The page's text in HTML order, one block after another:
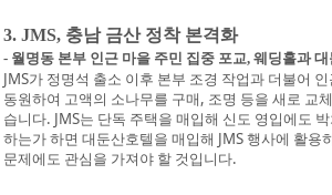
3. JMS, 충남 금산 정착 본격화
- 월명동 본부 인근 마을 주민 집중 포교, 웨딩홀과 대
JMS가 정명석 출소 이후 본부 조경 작업과 더불어
동원하여 고액의 소나무를 구매, 조명 등을 새로 교
습니다. JMS는 단독 주택을 매입해 신도 영입에도
하는가 하면 대둔산호텔을 매입해 JMS 행사에 활
문제에도 관심을 가져야 할 것입니다.